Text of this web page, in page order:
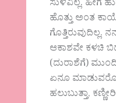
ಸುಳಿವಿಲ್ಲ. ಹೀಗೆ
ಹೊತ್ತು ಅಂತ
ಗೊತ್ತಿರುವುದಿಲ್ಲ.
ಆಕಾಶವೇ ಕಳಚಿ
(ದುರಾಶೆಗೆ)
ಏನೂ
ಹಲುಬುತ್ತಾ,